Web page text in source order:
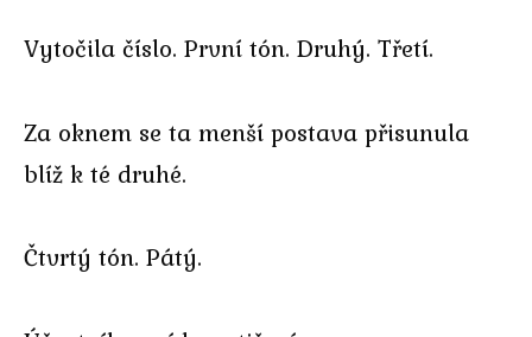
Vytočila číslo. První tón. Druhý. Třetí.
Za oknem se ta menší postava přisunula
blíž k té druhé.
Čtvrtý tón. Pátý.